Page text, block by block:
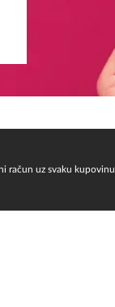
račun uz svaku kupovinu